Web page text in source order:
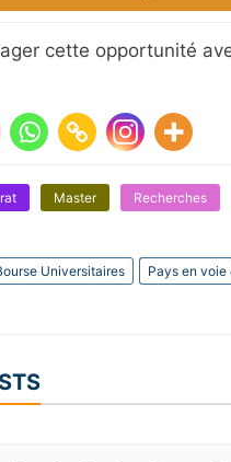
cette opportunité
Master Recherches
Universitaires Pays en voie